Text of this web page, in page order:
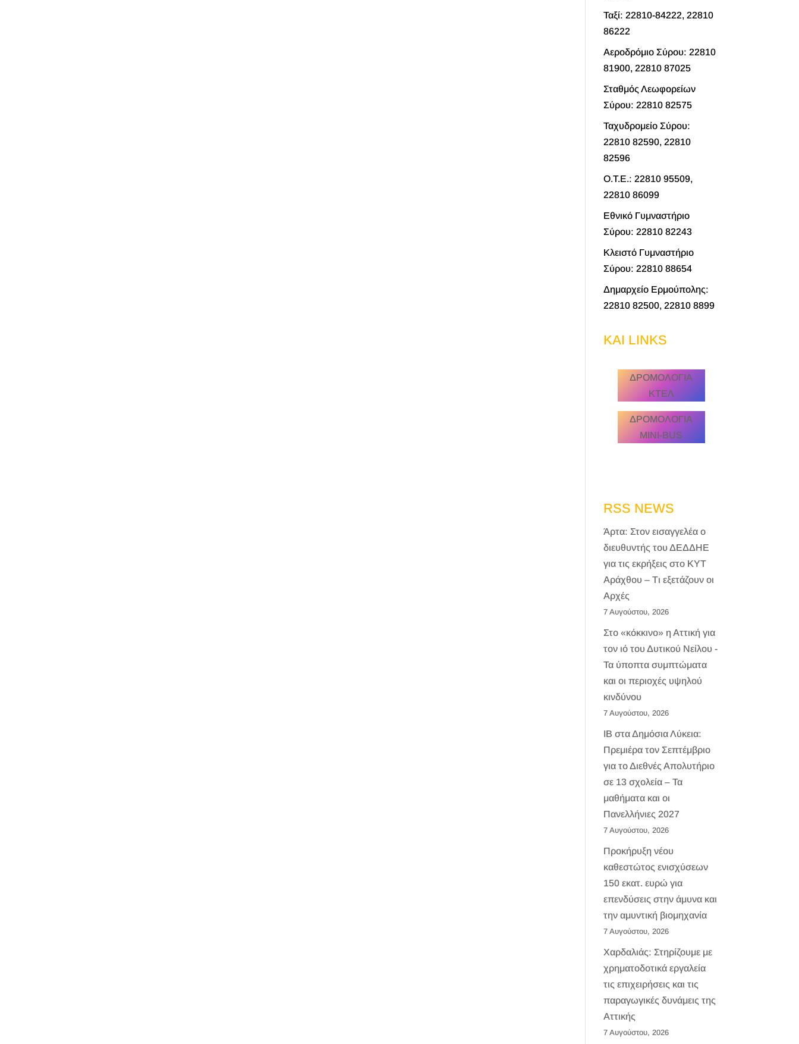
Ταξί: 22810-84222, 22810
86222
Αεροδρόμιο Σύρου: 22810
81900, 22810 87025
Σταθμός Λεωφορείων
Σύρου: 22810 82575
Ταχυδρομείο Σύρου:
22810 82590, 22810
82596
O.T.E.: 22810 95509,
22810 86099
Εθνικό Γυμναστήριο
Σύρου: 22810 82243
Κλειστό Γυμναστήριο
Σύρου: 22810 88654
Δημαρχείο Ερμούπολης:
22810 82500, 22810 8899
KAI LINKS
ΔΡΟΜΟΛΟΓΙΑ
ΚΤΕΛ
ΔΡΟΜΟΛΟΓΙΑ
MINI-BUS
RSS NEWS
Άρτα: Στον εισαγγελέα ο
διευθυντής του ΔΕΔΔΗΕ
για τις εκρήξεις στο ΚΥΤ
Αράχθου – Τι εξετάζουν οι
Αρχές
7 Αυγούστου, 2026
Στο «κόκκινο» η Αττική για
τον ιό του Δυτικού Νείλου -
Τα ύποπτα συμπτώματα
και οι περιοχές υψηλού
κινδύνου
7 Αυγούστου, 2026
IB στα Δημόσια Λύκεια:
Πρεμιέρα τον Σεπτέμβριο
για το Διεθνές Απολυτήριο
σε 13 σχολεία – Τα
μαθήματα και οι
Πανελλήνιες 2027
7 Αυγούστου, 2026
Προκήρυξη νέου
καθεστώτος ενισχύσεων
150 εκατ. ευρώ για
επενδύσεις στην άμυνα και
την αμυντική βιομηχανία
7 Αυγούστου, 2026
Χαρδαλιάς: Στηρίζουμε με
χρηματοδοτικά εργαλεία
τις επιχειρήσεις και τις
παραγωγικές δυνάμεις της
Αττικής
7 Αυγούστου, 2026